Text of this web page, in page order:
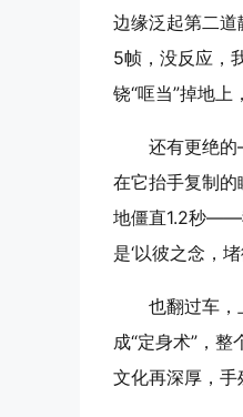
边缘泛起第二
5帧，没反应，
铙“哐当”掉地上
还有更绝
在它抬手复制的
地僵直1.2秒——
是‘以彼之念，
也翻过车，
成“定身术”，
文化再深厚，手